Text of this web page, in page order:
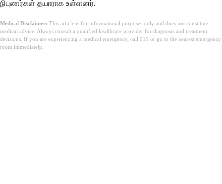
நிபுணர்கள் தயாராக உள்ளனர்.
Medical Disclaimer: This article is for informational purposes only and does not constitute
medical advice. Always consult a qualified healthcare provider for diagnosis and treatment
decisions. If you are experiencing a medical emergency, call 911 or go to the nearest emergency
room immediately.